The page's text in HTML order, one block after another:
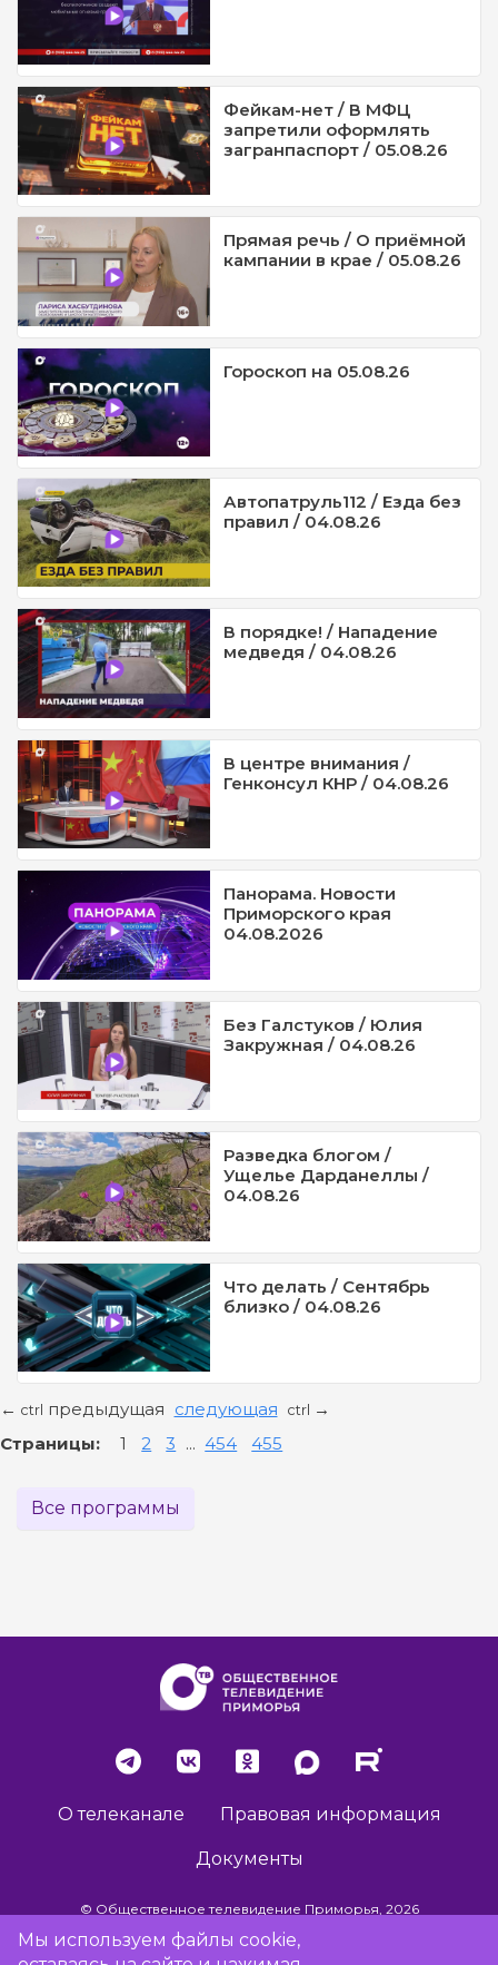
Фейкам-нет / В МФЦ
запретили оформлять
загранпаспорт / 05.08.26
Прямая речь / О приёмной
кампании в крае / 05.08.26
Гороскоп на 05.08.26
Автопатруль112 / Езда без
правил / 04.08.26
В порядке! / Нападение
медведя / 04.08.26
В центре внимания /
Генконсул КНР / 04.08.26
Панорама. Новости
Приморского края
04.08.2026
Без Галстуков / Юлия
Закружная / 04.08.26
Разведка блогом /
Ущелье Дарданеллы /
04.08.26
Что делать / Сентябрь
близко / 04.08.26
← ctrl предыдущая следующая ctrl →
Страницы: 1 2 3 ... 454 455
Все программы
О телеканале Правовая информация
Документы
© Общественное телевидение Приморья, 2026
Мы используем файлы cookie,